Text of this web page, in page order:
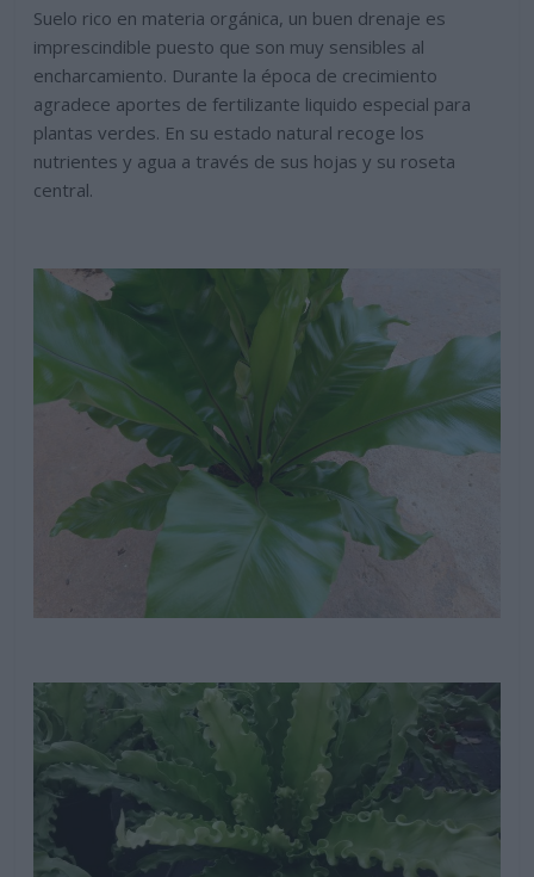
Suelo rico en materia orgánica, un buen drenaje es
imprescindible puesto que son muy sensibles al
encharcamiento. Durante la época de crecimiento
agradece aportes de fertilizante liquido especial para
plantas verdes. En su estado natural recoge los
nutrientes y agua a través de sus hojas y su roseta
central.